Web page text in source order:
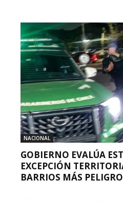
NACIONAL
GOBIERNO EVALÚA
EXCEPCIÓN
BARRIOS MÁS